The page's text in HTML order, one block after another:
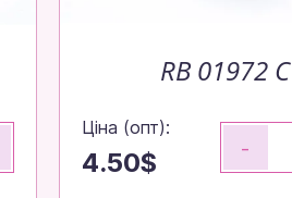
RB 01972
Ціна (опт):
4.50$ -